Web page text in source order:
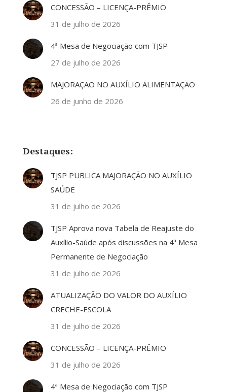
CONCESSÃO – LICENÇA-PRÊMIO
31 de julho de 2026
4ª Mesa de Negociação com TJSP
27 de julho de 2026
MAJORAÇÃO NO AUXÍLIO ALIMENTAÇÃO
26 de junho de 2026
Destaques:
TJSP PUBLICA MAJORAÇÃO NO AUXÍLIO
SAÚDE
31 de julho de 2026
TJSP Aprova nova Tabela de Reajuste do
Auxílio-Saúde após discussões na 4ª Mesa
Permanente de Negociação
31 de julho de 2026
ATUALIZAÇÃO DO VALOR DO AUXÍLIO
CRECHE-ESCOLA
31 de julho de 2026
CONCESSÃO – LICENÇA-PRÊMIO
31 de julho de 2026
4ª Mesa de Negociação com TJSP